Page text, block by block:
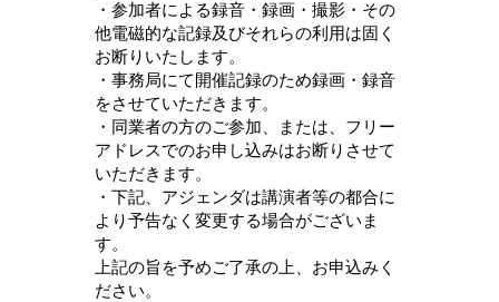
・参加者による録音・録画・撮影・その
他電磁的な記録及びそれらの利用は固く
お断りいたします。
・事務局にて開催記録のため録画・録音
をさせていただきます。
・同業者の方のご参加、または、フリー
アドレスでのお申し込みはお断りさせて
いただきます。
・下記、アジェンダは講演者等の都合に
より予告なく変更する場合がございま
す。
上記の旨を予めご了承の上、お申込みく
ださい。